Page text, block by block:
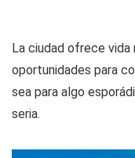
La ciudad ofrece
oportunidades para
sea para algo
seria.